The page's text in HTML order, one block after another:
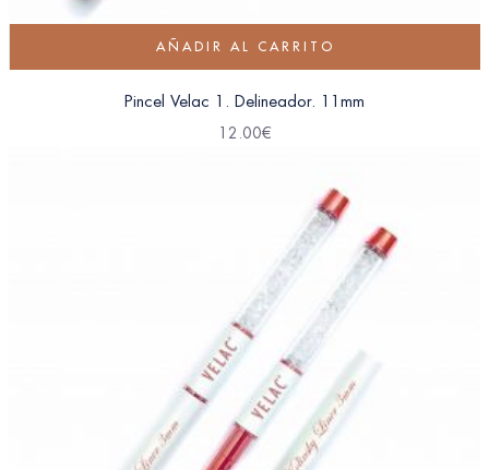
AÑADIR AL CARRITO
Pincel Velac 1. Delineador. 11mm
12.00€